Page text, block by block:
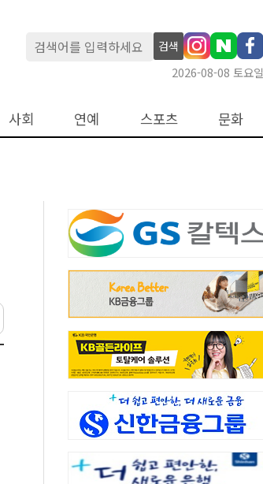
검색
2026-08-08 토요일
사회 연예 스포츠 문화